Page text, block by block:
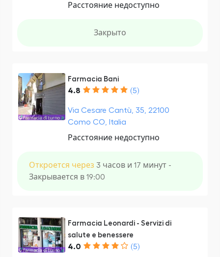
Расстояние недоступно
Закрыто
Farmacia Bani
4.8 (5)
Via Cesare Cantù, 35, 22100
Como CO, Italia
Расстояние недоступно
Откроется через 3 часов и 17 минут -
Закрывается в 19:00
Farmacia Leonardi - Servizi di
salute e benessere
4.0 (5)